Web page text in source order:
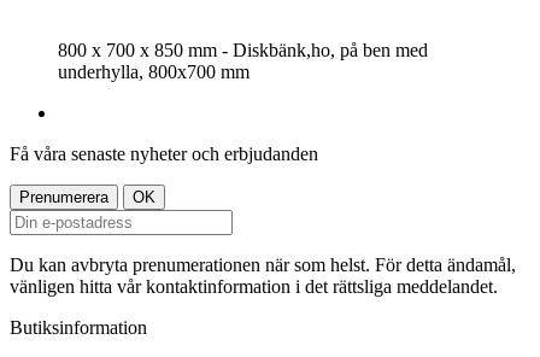
800 x 700 x 850 mm - Diskbänk,ho, på ben med
underhylla, 800x700 mm
Få våra senaste nyheter och erbjudanden
Du kan avbryta prenumerationen när som helst. För detta ändamål,
vänligen hitta vår kontaktinformation i det rättsliga meddelandet.
Butiksinformation